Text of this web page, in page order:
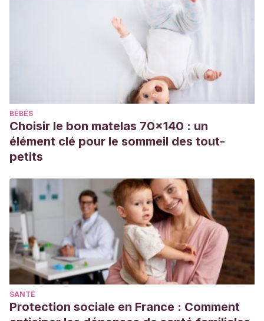
Child Development
Cecilia, G., López, H., Cristina, M., & Vesga, G.
Interacción familiar y desarrollo emocional en niños y niñas
Revista Latinoamericana de Ciencias Sociales, Niñez y
BÉBÉS
Choisir le bon matelas 70x140 : un
élément clé pour le sommeil des tout-
petits
SANTÉ
Protection sociale en France : Comment